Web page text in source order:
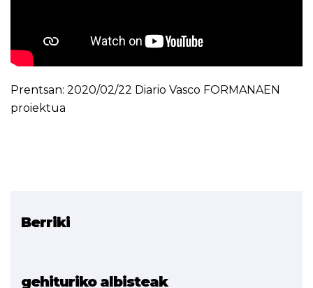
Prentsan: 2020/02/22 Diario Vasco FORMANAEN
proiektua
Berriki
gehituriko albisteak